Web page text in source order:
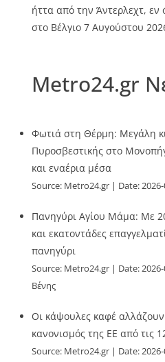
ήττα από την Άντερλεχτ, εν
στο Βέλγιο 7 Αυγούστου
Metro24.gr
Φωτιά στη Θέρμη: Μεγάλη
Πυροσβεστικής στο
και εναέρια μέσα
Source: Metro24.gr Date:
Πανηγύρι Αγίου Μάμα: Με
και εκατοντάδες
πανηγύρι
Source: Metro24.gr Date:
Βένης
Οι κάψουλες καφέ
κανονισμός της ΕΕ από τις
Source: Metro24.gr Date: